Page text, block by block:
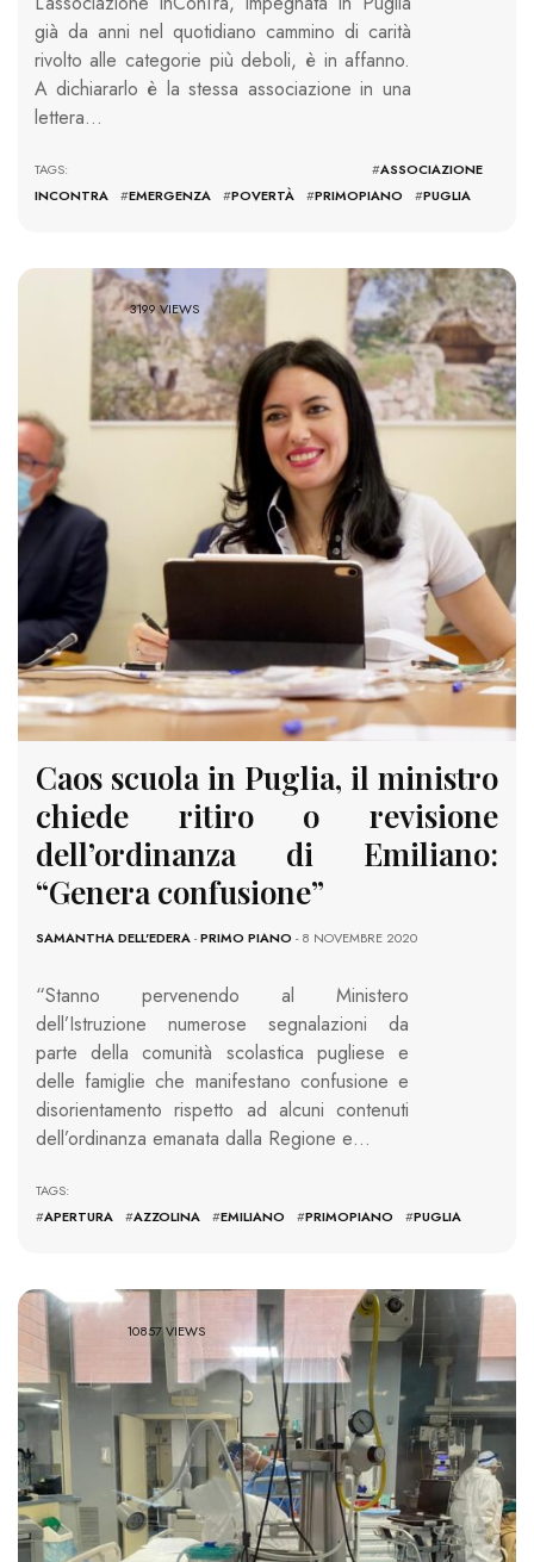
già da anni nel quotidiano cammino di carità
rivolto alle categorie più deboli, è in affanno.
A dichiararlo è la stessa associazione in una
lettera…
TAGS: #ASSOCIAZIONE
INCONTRA
#EMERGENZA #POVERTÀ #PRIMOPIANO #PUGLIA
3199 VIEWS
Caos scuola in Puglia, il ministro
chiede ritiro o revisione
dell’ordinanza di Emiliano:
“Genera confusione”
SAMANTHA DELL'EDERA-PRIMO PIANO - 8 NOVEMBRE 2020
“Stanno pervenendo al Ministero
dell’Istruzione numerose segnalazioni da
parte della comunità scolastica pugliese e
delle famiglie che manifestano confusione e
disorientamento rispetto ad alcuni contenuti
dell’ordinanza emanata dalla Regione e…
TAGS:
#APERTURA #AZZOLINA #EMILIANO #PRIMOPIANO #PUGLIA
10857 VIEWS